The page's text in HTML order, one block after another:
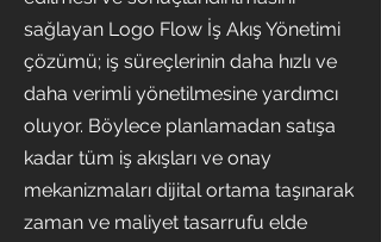
sağlayan Logo Flow İş Akış Yönetimi
çözümü; iş süreçlerinin daha hızlı ve
daha verimli yönetilmesine yardımcı
oluyor. Böylece planlamadan satışa
kadar tüm iş akışları ve onay
mekanizmaları dijital ortama taşınarak
zaman ve maliyet tasarrufu elde